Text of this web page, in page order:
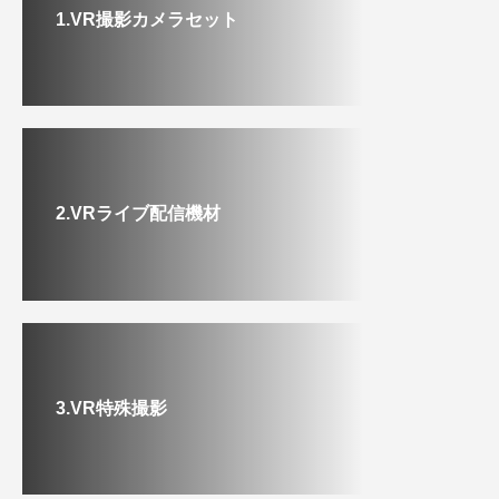
1.VR撮影カメラセット
2.VRライブ配信機材
3.VR特殊撮影